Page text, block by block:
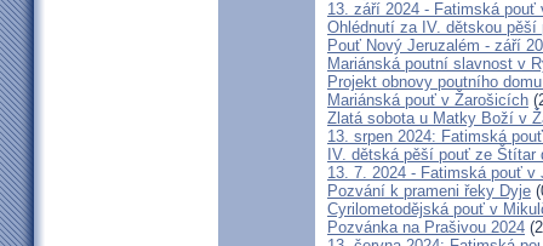
13. září 2024 - Fatimská pouť
Ohlédnutí za IV. dětskou
Pouť Nový Jeruzalém - září
Mariánská poutní slavnost v
Projekt obnovy poutního
Mariánská pouť v Žarošicích
Zlatá sobota u Matky Boží v
13. srpen 2024: Fatimská
IV. dětská pěší pouť ze Štítar
13. 7. 2024 - Fatimská pouť
Pozvání k prameni řeky Dyje
Cyrilometodějská pouť v
Pozvánka na Prašivou 2024